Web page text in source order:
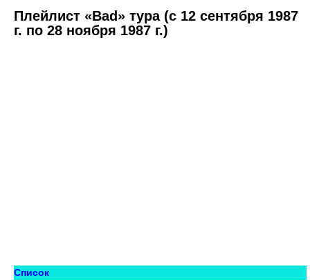
Плейлист «Bad» тура (с 12 сентября 1987
г. по 28 ноября 1987 г.)
Список